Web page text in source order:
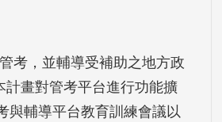
考，並輔導受補助之地方政
畫對管考平台進行功能擴
與輔導平台教育訓練會議以